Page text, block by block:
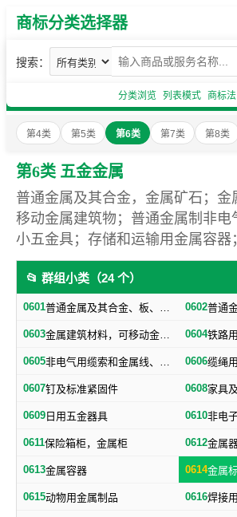
商标分类选择器
搜索：
分类浏览 列表模式 商标法
第4类 第5类 第6类 第7类 第8类
第6类 五金金属
普通金属及其合金，金属矿石；金
移动金属建筑物；普通金属制非电
小五金具；存储和运输用金属容器
📂 群组小类（24 个）
0601 普通金属及其合金、板、各种型材（不包括焊接及铁路用金属材料） 0602普通
0603 金属建筑材料，可移动金属建筑物（不包括建筑小五金） 0604铁路
0605 非电气用缆索和金属线、网、带 0606缆绳
0607钉及标准紧固件 0608家具
0609 日用五金器具 0610非电
0611保险箱柜，金属柜 0612
0613金属容器 0614金属
0615动物用金属制品 0616